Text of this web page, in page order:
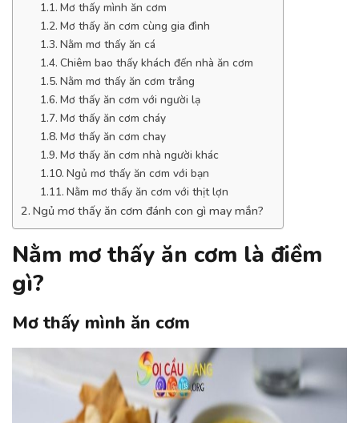
Mơ thấy mình ăn cơm
Mơ thấy ăn cơm cùng gia đình
Nằm mơ thấy ăn cá
Chiêm bao thấy khách đến nhà ăn cơm
Nằm mơ thấy ăn cơm trắng
Mơ thấy ăn cơm với người lạ
Mơ thấy ăn cơm cháy
Mơ thấy ăn cơm chay
Mơ thấy ăn cơm nhà người khác
Ngủ mơ thấy ăn cơm với bạn
Nằm mơ thấy ăn cơm với thịt lợn
Ngủ mơ thấy ăn cơm đánh con gì may mắn?
Nằm mơ thấy ăn cơm là điềm
gì?
Mơ thấy mình ăn cơm